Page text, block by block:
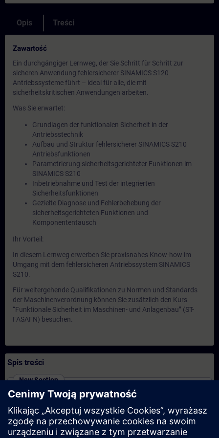
Opis Treści
Zawartość
Ein durchgängiger Lernweg, der Sie Schritt für Schritt zur
sicheren Anwendung fehlersicherer SINAMICS S120
Antriebssysteme führt – ideal für alle, die mit
sicherheitskritischen Anwendungen arbeiten.
Was Sie erwartet:
Grundlagen der funktionalen Sicherheit in der
Antriebsstechnik
Aufbau und Struktur fehlersicherer SINAMICS S210
Antriebsfunktionen
Parametrierung sicherheitsgerichteter Funktionen im
SINAMICS S210
Inbetriebnahme und Test der integrierten
Sicherheitsfunktionen
Gezielte Diagnose und Fehlerbehebung der
sicherheitsgerichteten Funktionen und
Komponententausch
Ihr Vorteil:
In diesem Lernweg erwerben Sie praxisnahes Know-how im
Umgang mit dem fehlersicheren Antriebssystem SINAMICS
S210.
Für weitergehende Qualifikationen zu Normen und Standards
der Maschinenverordnung können Sie zusätzlich den Kurs
“Funktionale Sicherheit im Maschinen- und Anlagenbau” (ST-
FASAFN) besuchen.
Spis treści
New Section
(Präsenz-Training)